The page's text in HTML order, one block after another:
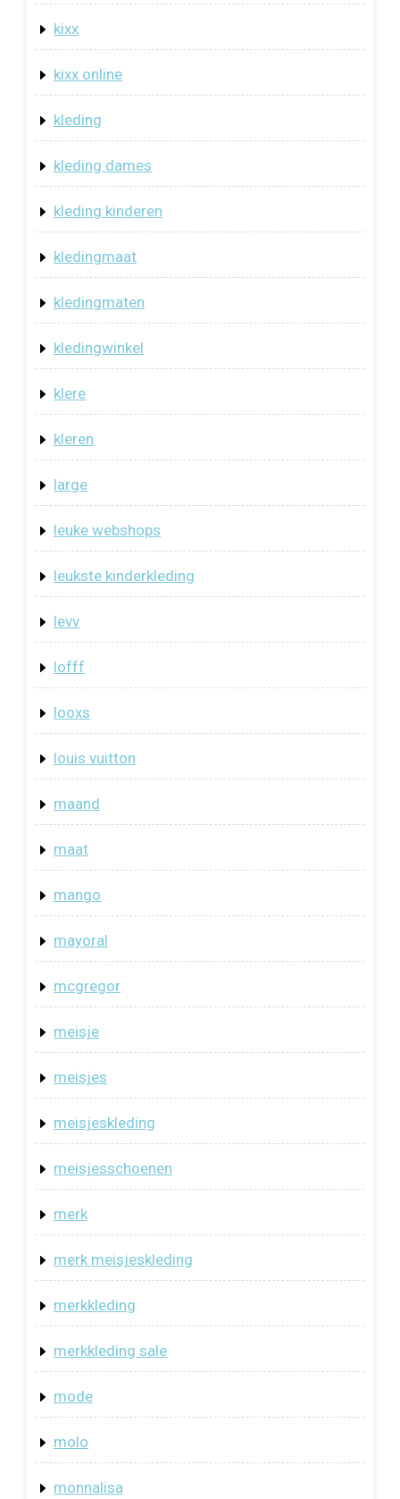
kixx
kixx online
kleding
kleding dames
kleding kinderen
kledingmaat
kledingmaten
kledingwinkel
klere
kleren
large
leuke webshops
leukste kinderkleding
levv
lofff
looxs
louis vuitton
maand
maat
mango
mayoral
mcgregor
meisje
meisjes
meisjeskleding
meisjesschoenen
merk
merk meisjeskleding
merkkleding
merkkleding sale
mode
molo
monnalisa